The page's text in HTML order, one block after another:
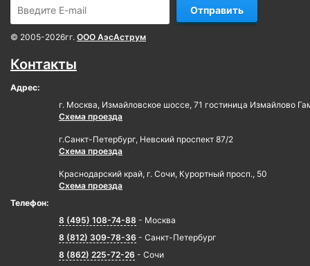
Отправить
© 2005-2026гг. ООО АэсАструм
Контакты
Адрес:
г. Москва, Измайловское шоссе, 71 гостиница Измайлово
Схема проезда
г.Санкт-Петербург, Невский проспект 87/2
Схема проезда
Краснодарский край, г. Сочи, Курортный просп., 50
Схема проезда
Телефон:
8 (495) 108-74-88 - Москва
8 (812) 309-78-36 - Санкт-Петербург
8 (862) 225-72-26 - Сочи